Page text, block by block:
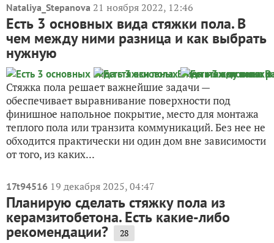
Nataliya_Stepanova 21 ноября 2022, 12:46
Есть 3 основных вида стяжки пола. В
чем между ними разница и как выбрать
нужную
Стяжка пола решает важнейшие задачи —
обеспечивает выравнивание поверхности под
финишное напольное покрытие, место для монтажа
теплого пола или транзита коммуникаций. Без нее не
обходится практически ни один дом вне зависимости
от того, из каких...
17t94516 19 декабря 2025, 04:47
Планирую сделать стяжку пола из
керамзитобетона. Есть какие-либо
рекомендации? 28